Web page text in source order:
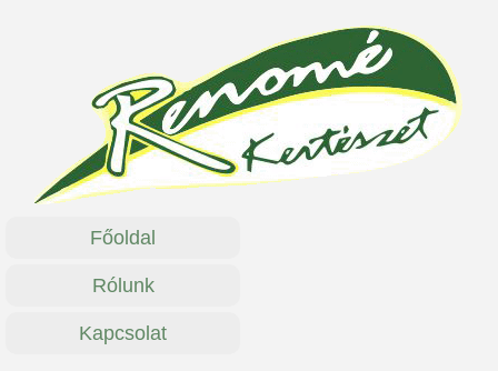
Főoldal
Rólunk
Kapcsolat